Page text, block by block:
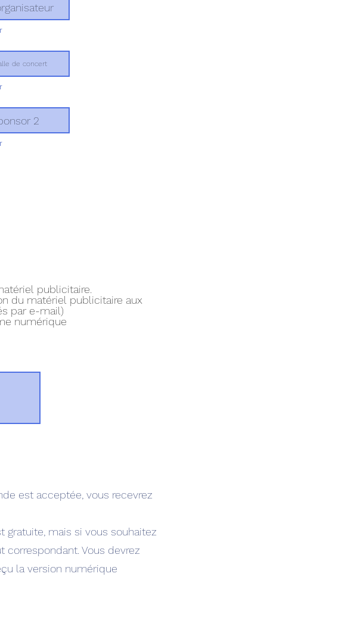
de concert
2
publicitaire.
du matériel publicitaire aux
par e-mail)
numérique
est acceptée, vous recevrez
mais si vous souhaitez
Vous devrez
la version numérique